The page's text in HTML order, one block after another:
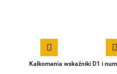
Kalkomania wskaźniki D1 i